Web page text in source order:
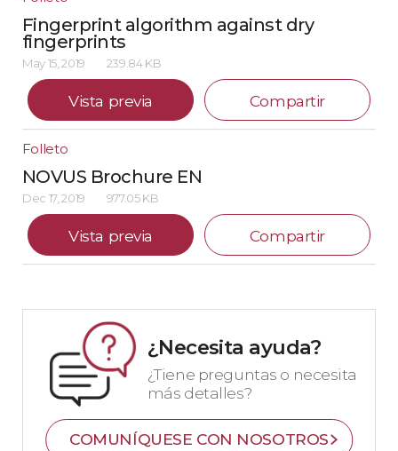
Fingerprint algorithm against dry
fingerprints
May 15, 2019 239.84 KB
Vista previa Compartir
Folleto
NOVUS Brochure EN
Dec 17, 2019 977.05 KB
Vista previa Compartir
¿Necesita ayuda?
¿Tiene preguntas o necesita
más detalles?
COMUNÍQUESE CON NOSOTROS